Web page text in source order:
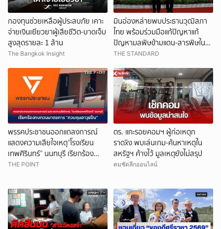
กองทุนช่วยเหลือผู้ประสบภัย เคาะ
จ่ายเงินเยียวยาผู้เสียชีวิต-บาดเจ็บ
สูงสุดรายละ 1 ล้าน
The Bangkok Insight
มินอ่องหล่ายพบประธานวุฒิสภา
ไทย พร้อมร่วมมือแก้ปัญหาแก้
ปัญหามลพิษข้ามแดน-สารพิษใน
แม่น้ำ
THE STANDARD
พรรคประชาชนออกแถลงการณ์
แสดงความเสียใจเหตุ”โรงเรียน
เทพศิรินทร์” นนทบุรี เรียกร้อง
ทบทวนมาตรการ”ควบคุมอาวุธ
THE POINT
ตร. แกะรอยคอมฯ ผู้ก่อเหตุก
ราดxิง พบเล่นเกม-ค้นหาเหตุใน
สหรัฐฯ ค้างไว้ มูลเหตุยังไม่สรุป
คมชัดลึกออนไลน์